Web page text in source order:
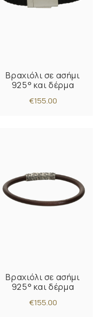
Βραχιόλι σε ασήμι
925° και δέρμα
€155.00
Βραχιόλι σε ασήμι
925° και δέρμα
€155.00